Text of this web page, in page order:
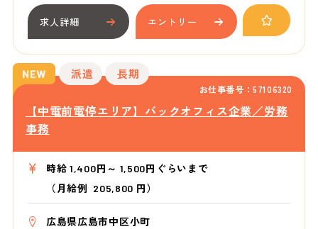
求人詳細 エントリー
お仕事番号：57106320
派遣 長期
【中電前電停エリア】バックオフィス企業／労務
事務
時給 1,400円～ 1,500円ぐらいまで
（月給例 205,800 円）
広島県広島市中区小町